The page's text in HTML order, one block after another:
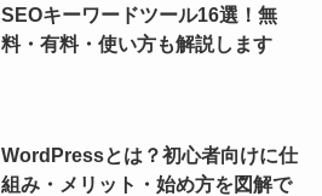
SEOキーワードツール16選！無
料・有料・使い方も解説します
WordPressとは？初心者向けに仕
組み・メリット・始め方を図解で